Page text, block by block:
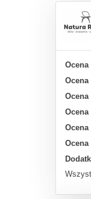
Ocena
Ocena